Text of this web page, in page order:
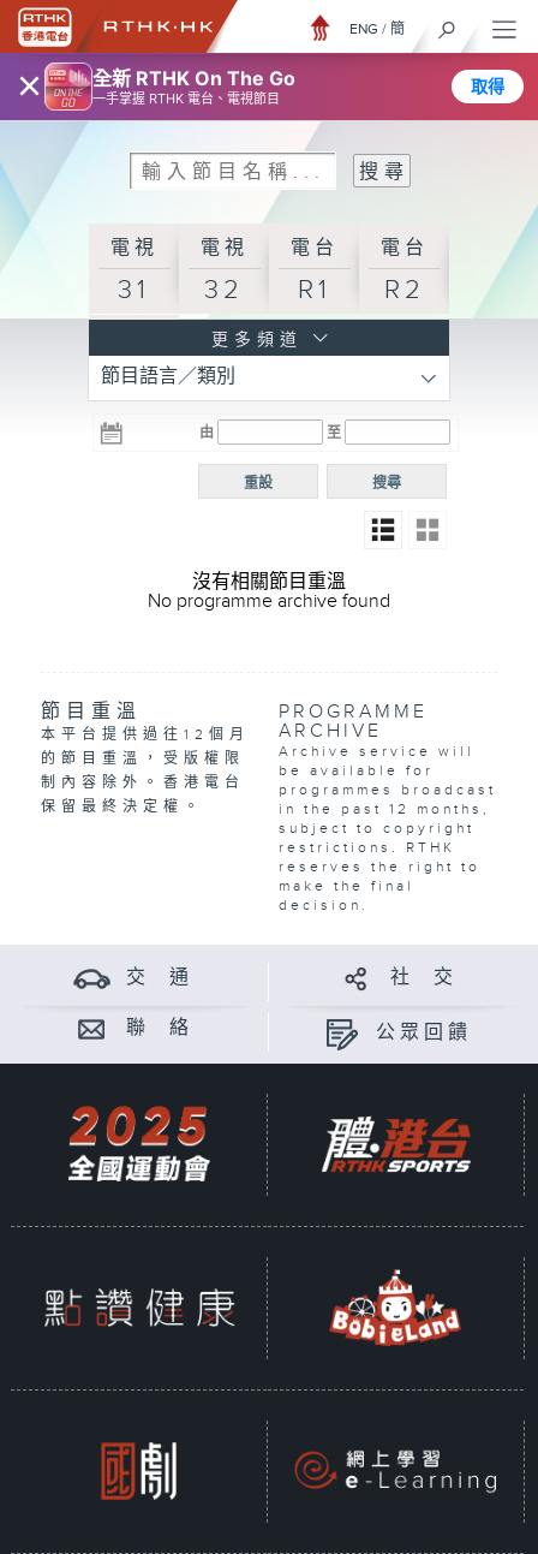
× 全新 RTHK On The Go
一手掌握 RTHK 電台、電視節目
取得
ENG / 簡
電視
31
電視
32
電台
R1
電台
R2
R3
電台 電台
R5
電台
普通
更多頻道
節目語言／類別
由 至
搜尋
重設
沒有相關節目重溫
No programme archive found
節目重溫
本平台提供過往12個月
的節目重溫，受版權限
制內容除外。香港電台
保留最終決定權。
PROGRAMME
ARCHIVE
Archive service will
be available for
programmes broadcast
in the past 12 months,
subject to copyright
restrictions. RTHK
reserves the right to
make the final
decision.
交 通 社 交
聯 絡 公眾回饋